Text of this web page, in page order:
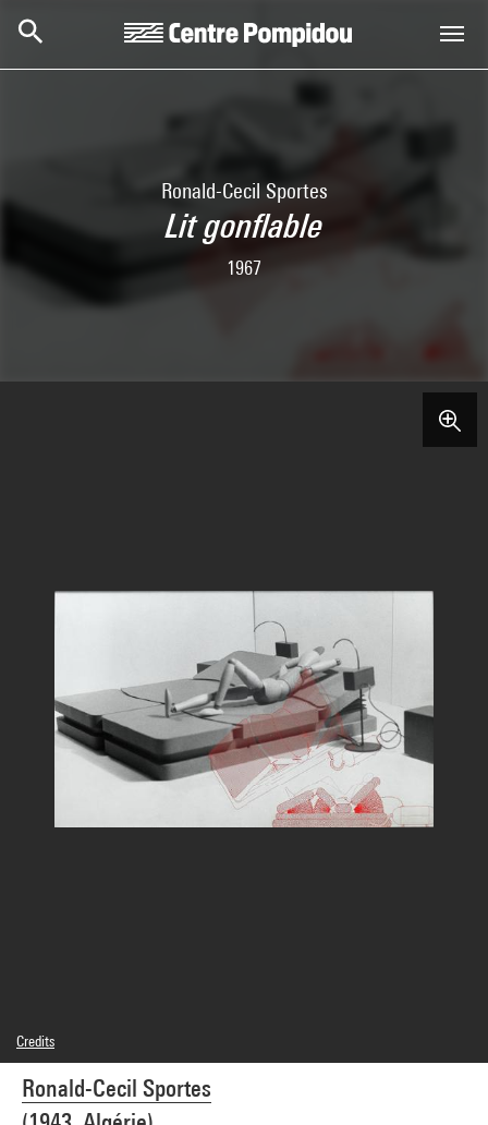
Ronald-Cecil Sportes
Lit gonflable
1967
Ronald-Cecil Sportes
Credits
© droits réservés
Photo credits : Centre Pompidou, MNAM-CCI/Philippe Migeat/Dist. GrandPalaisRmn
Image reference : 4N41232